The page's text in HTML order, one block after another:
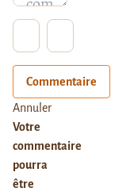
Commentaire
Annuler
Votre
commentaire
pourra
être